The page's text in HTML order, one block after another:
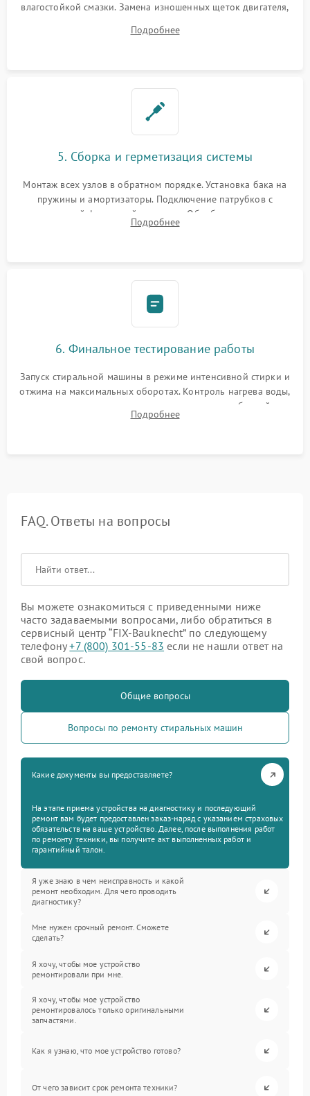
влагостойкой смазки. Замена изношенных щеток двигателя,
или поврежденной резиновой манжеты.
Подробнее
5. Сборка и герметизация системы
Монтаж всех узлов в обратном порядке. Установка бака на
пружины и амортизаторы. Подключение патрубков с
надежной фиксацией хомутами. Обработка стыков
герметиком для предотвращения возможных протечек воды.
Подробнее
6. Финальное тестирование работы
Запуск стиральной машины в режиме интенсивной стирки и
отжима на максимальных оборотах. Контроль нагрева воды,
корректности слива, отсутствия излишних вибраций,
посторонних стуков и протечек под корпусом.
Подробнее
FAQ. Ответы на вопросы
Вы можете ознакомиться с приведенными ниже
часто задаваемыми вопросами, либо обратиться в
сервисный центр “FIX-Bauknecht” по следующему
телефону+7 (800) 301-55-83 если не нашли ответ на
свой вопрос.
Общие вопросы
Вопросы по ремонту стиральных машин
Какие документы вы предоставляете?
На этапе приема устройства на диагностику и последующий
ремонт вам будет предоставлен заказ-наряд с указанием страховых
обязательств на ваше устройство. Далее, после выполнения работ
по ремонту техники, вы получите акт выполненных работ и
гарантийный талон.
Я уже знаю в чем неисправность и какой
ремонт необходим. Для чего проводить
диагностику?
Мне нужен срочный ремонт. Сможете
сделать?
Я хочу, чтобы мое устройство
ремонтировали при мне.
Я хочу, чтобы мое устройство
ремонтировалось только оригинальными
запчастями.
Как я узнаю, что мое устройство готово?
От чего зависит срок ремонта техники?